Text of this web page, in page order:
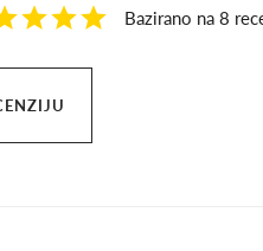
Bazirano na 8